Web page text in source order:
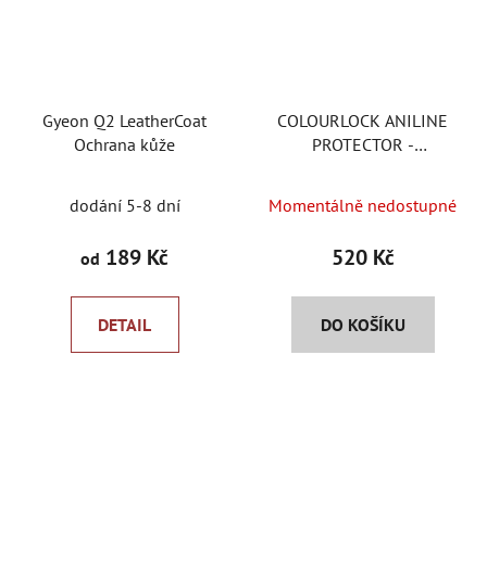
Gyeon Q2 LeatherCoat
Ochrana kůže
dodání 5-8 dní
od 189 Kč
DETAIL
COLOURLOCK ANILINE
PROTECTOR -
hladkých anilínových
Momentálně nedostupné
520 Kč
DO KOŠÍKU